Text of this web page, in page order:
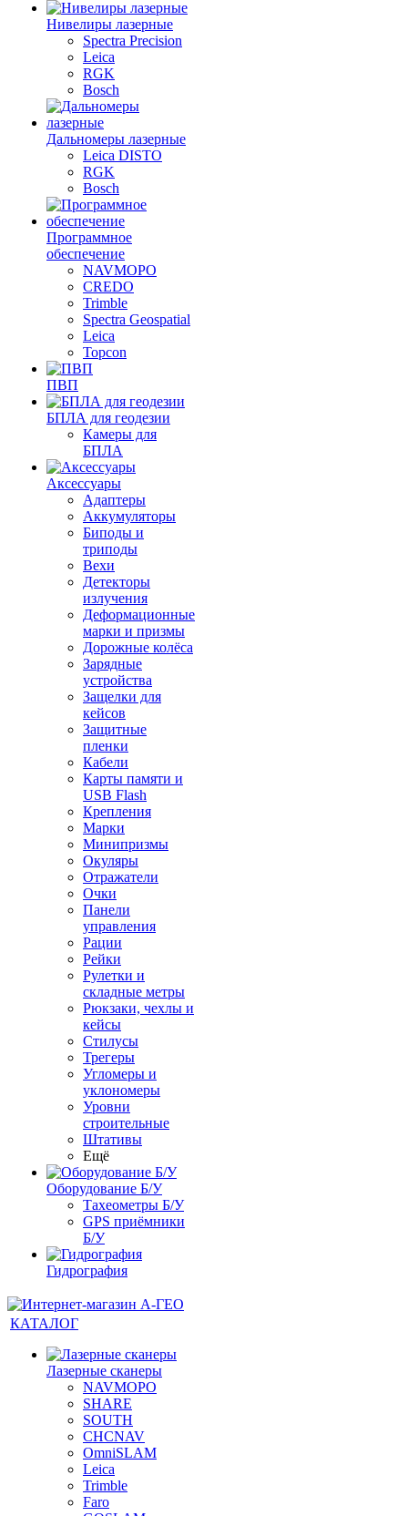
Нивелиры лазерные
Spectra Precision
Leica
RGK
Bosch
Дальномеры лазерные
Leica DISTO
RGK
Bosch
Программное
обеспечение
NAVMOPO
CREDO
Trimble
Spectra Geospatial
Leica
Topcon
ПВП
БПЛА для геодезии
Камеры для
БПЛА
Аксессуары
Адаптеры
Аккумуляторы
Биподы и
триподы
Вехи
Детекторы
излучения
Деформационные
марки и призмы
Дорожные колёса
Зарядные
устройства
Защелки для
кейсов
Защитные
пленки
Кабели
Карты памяти и
USB Flash
Крепления
Марки
Минипризмы
Окуляры
Отражатели
Очки
Панели
управления
Рации
Рейки
Рулетки и
складные метры
Рюкзаки, чехлы и
кейсы
Стилусы
Трегеры
Угломеры и
уклономеры
Уровни
строительные
Штативы
Ещё
Оборудование Б/У
Тахеометры Б/У
GPS приёмники
Б/У
Гидрография
КАТАЛОГ
Лазерные сканеры
NAVMOPO
SHARE
SOUTH
CHCNAV
OmniSLAM
Leica
Trimble
Faro